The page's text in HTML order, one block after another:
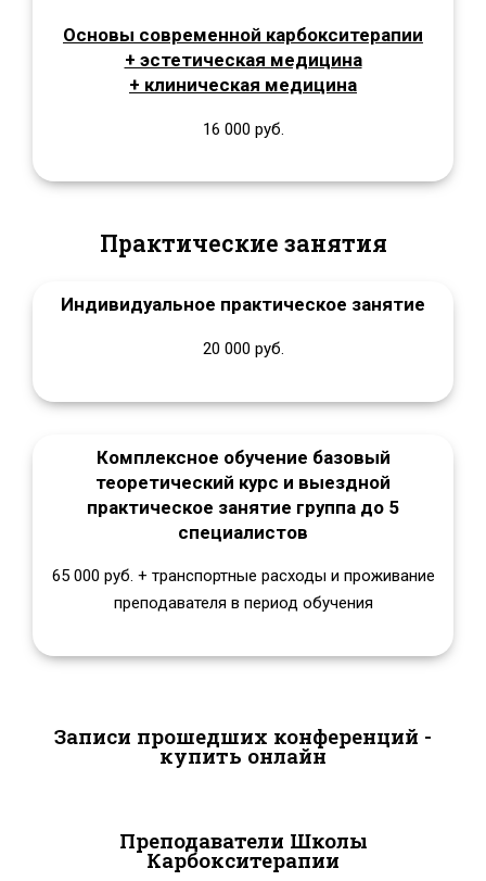
Основы современной карбокситерапии
+ эстетическая медицина
+ клиническая медицина
16 000 руб.
Практические занятия
Индивидуальное практическое занятие
20 000 руб.
Комплексное обучение базовый
теоретический курс и выездной
практическое занятие группа до 5
специалистов
65 000 руб. + транспортные расходы и проживание
преподавателя в период обучения
Записи прошедших конференций -
купить онлайн
Преподаватели Школы
Карбокситерапии